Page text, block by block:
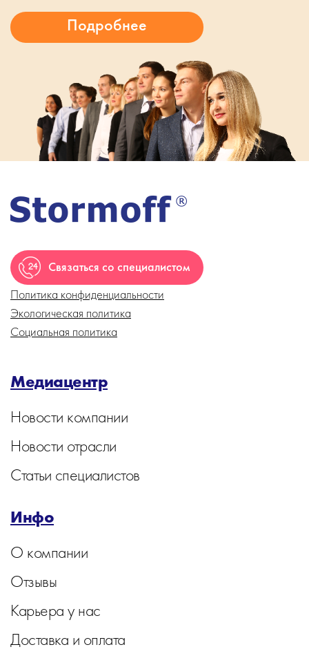
Связаться со специалистом
Политика конфиденциальности
Экологическая политика
Социальная политика
Медиацентр
Новости компании
Новости отрасли
Статьи специалистов
Инфо
О компании
Отзывы
Карьера у нас
Доставка и оплата